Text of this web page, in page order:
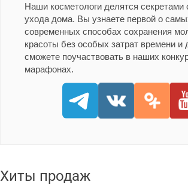
Наши косметологи делятся секретами
ухода дома. Вы узнаете первой о
современных способах сохранения
красоты без особых затрат времени и
сможете поучаствовать в наших
марафонах.
Хиты продаж